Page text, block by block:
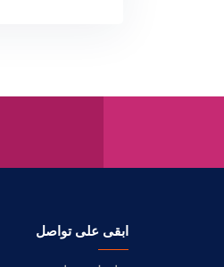
ابقى على تواصل